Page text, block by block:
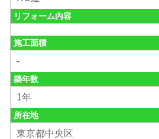
リフォーム内容
施工面積
-
築年数
1年
所在地
東京都中央区